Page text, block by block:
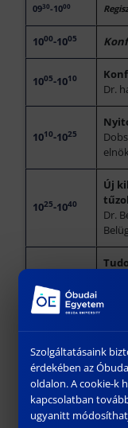
0930-1000
1000-1005
1005-1010
Dr.
1010-1025
1025-1040
Új
Dr.
1055-1110
Dr.
1110-1120
Szolgáltatásaink
érdekében az
oldalon. A cookie-k
kapcsolatban
ugyanitt